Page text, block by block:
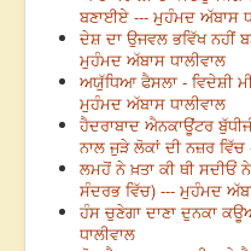
ਬਣਾਈਏ --- ਮੁਹੰਮਦ ਅੱਬਾਸ
ਦੇਸ਼ ਦਾ ਉਜਵਲ ਭਵਿੱਖ ਨਹੀਂ
ਮੁਹੰਮਦ ਅੱਬਾਸ ਧਾਲੀਵਾਲ
ਅਯੁੱਧਿਆ ਫੈਸਲਾ - ਵਿਦੇਸ਼ੀ
ਮੁਹੰਮਦ ਅੱਬਾਸ ਧਾਲੀਵਾਲ
ਹੈਦਰਾਬਾਦ ਐਨਕਾਊਂਟਰ
ਨਾਲ ਜੁੜੇ ਲੋਕਾਂ ਦੀ ਨਜ਼ਰ
ਲਮਹੋਂ ਨੇ ਖ਼ਤਾ ਕੀ ਥੀ ਸਦੀਓਂ
ਸੰਦਰਭ ਵਿੱਚ) --- ਮੁਹੰਮਦ
ਹੰਸ ਚੁਣੇਗਾ ਦਾਣਾ ਦੁਨਕਾ
ਧਾਲੀਵਾਲ